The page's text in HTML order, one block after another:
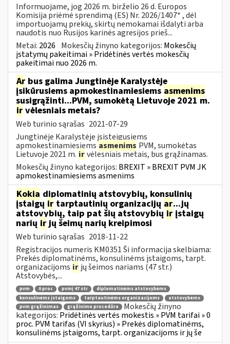
Informuojame, jog 2026 m. birželio 26 d. Europos
Komisija priėmė sprendimą (ES) Nr. 2026/1407* , dėl
importuojamų prekių, skirtų nemokamai išdalyti arba
naudotis nuo Rusijos karinės agresijos prieš...
Metai: 2026 Mokesčių žinyno kategorijos: Mokesčių
įstatymų pakeitimai » Pridėtinės vertės mokesčių
pakeitimai nuo 2026 m.
Ar bus galima Jungtinėje Karalystėje
įsikūrusiems apmokestinamiesiems asmenims
susigrąžinti...PVM, sumokėtą Lietuvoje 2021 m.
ir vėlesniais metais?
Web turinio sąrašas 2021-07-29
Jungtinėje Karalystėje įsisteigusiems
apmokestinamiesiems asmenims PVM, sumokėtas
Lietuvoje 2021 m. irvėlesniais metais, bus grąžinamas.
Mokesčių žinyno kategorijos: BREXIT » BREXIT PVM JK
apmokestinamiesiems asmenims
Kokia diplomatinių atstovybių, konsulinių
įstaigų ir tarptautinių organizacijų ar...jų
atstovybių, taip pat šių atstovybiųir įstaigų
narių irjų šeimų narių kreipimosi
Web turinio sąrašas 2018-11-22
Registracijos numeris KM0351 Ši informacija skelbiama:
Prekės diplomatinėms, konsulinėms įstaigoms, tarpt.
organizacijoms ir jų šeimos nariams (47 str.)
Atstovybės,...
pvm 0 proc pvmį 47 str
diplomatinėms atstovybėms
konsulinėms įstaigoms
tarptautinėms organizacijoms
atstovybėms
pvm grąžinimas
grąžinimo procedūra
Mokesčių žinyno
kategorijos: Pridėtinės vertės mokestis » PVM tarifai » 0
proc. PVM tarifas (VI skyrius) » Prekės diplomatinėms,
konsulinėms įstaigoms, tarpt. organizacijoms ir jų še